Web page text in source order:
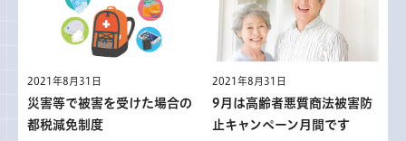
2021年8月31日
災害等で被害を受けた場合の
都税減免制度
2021年8月31日
9月は高齢者悪質商法被害防
止キャンペーン月間です